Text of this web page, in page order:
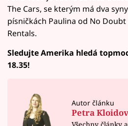
The Cars, se kterým má dva
písničkách Paulina od No Doubt
Rentals.
Sledujte Amerika hledá
18.35!
Autor článku
Petra
Všechny články